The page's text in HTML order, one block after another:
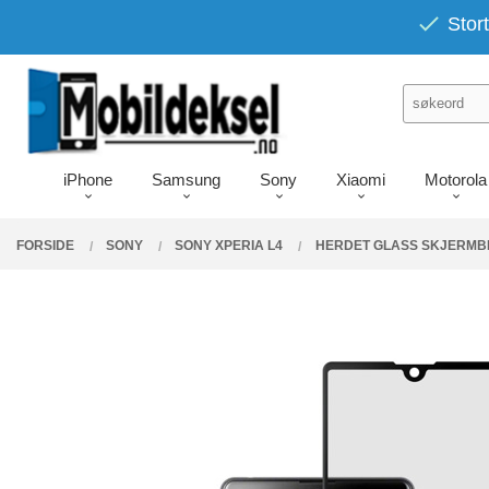
innholdet
iPhone Samsung Sony Xiaomi Motorola
FORSIDE SONY SONY XPERIA L4 HERDET GLASS